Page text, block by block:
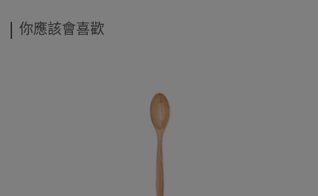
你應該會喜歡